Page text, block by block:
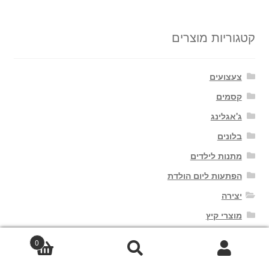
קטגוריות מוצרים
צעצועים
קסמים
ג'אגלינג
בלונים
מתנות לילדים
הפתעות ליום הולדת
יצירה
מוצרי קיץ
0